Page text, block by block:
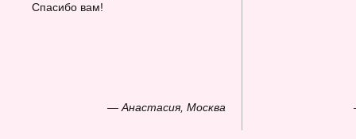
— Анастасия, Москва
Спасибо вам!